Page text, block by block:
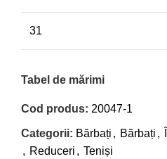
31
Tabel de mărimi
Cod produs: 20047-1
Categorii: Bărbați , Bărbați ,
, Reduceri , Teniși